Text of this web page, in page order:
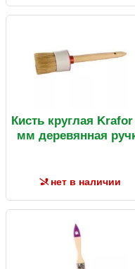
Кисть круглая Krafor
мм деревянная
нет в наличии